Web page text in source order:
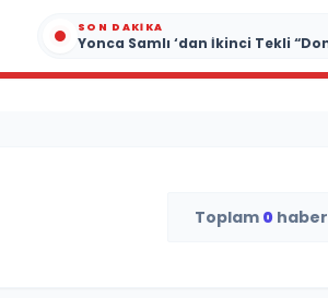
SON DAKIKA
Toplam 0 haber